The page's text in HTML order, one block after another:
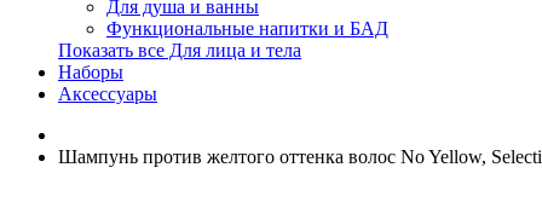
Для душа и ванны
Функциональные напитки и БАД
Показать все Для лица и тела
Наборы
Аксессуары
Шампунь против желтого оттенка волос No Yellow,